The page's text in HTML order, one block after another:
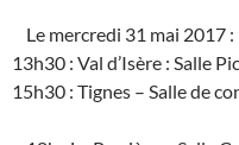
Le mercredi 31 mai 2017 :
13h30 : Val d’Isère : Salle
15h30 : Tignes – Salle de